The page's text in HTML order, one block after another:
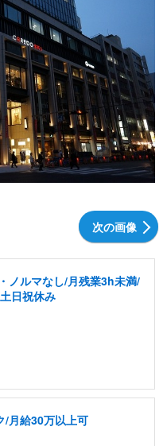
ブログ
その他
次の画像
ノルマなし/月残業3h未満/
日祝休み
/月給30万以上可